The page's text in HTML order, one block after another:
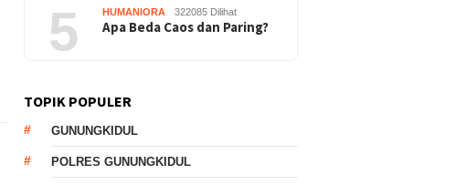
5 HUMANIORA 322085 Dilihat
Apa Beda Caos dan Paring?
TOPIK POPULER
GUNUNGKIDUL
POLRES GUNUNGKIDUL